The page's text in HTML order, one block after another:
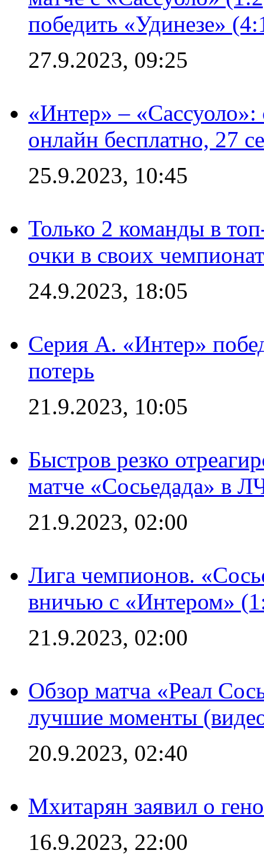
победить «Удинезе»
27.9.2023, 09:25
«Интер» –
онлайн бесплатно, 27
25.9.2023, 10:45
Только 2 команды в
очки в своих
24.9.2023, 18:05
Серия А. «Интер»
потерь
21.9.2023, 10:05
Быстров резко
матче «Сосьедада» в
21.9.2023, 02:00
Лига чемпионов.
вничью с «Интером»
21.9.2023, 02:00
Обзор матча «Реал
лучшие моменты
20.9.2023, 02:40
Мхитарян заявил о
16.9.2023, 22:00